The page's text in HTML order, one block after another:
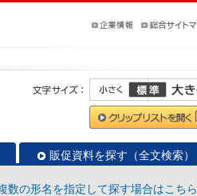
販促資料を探す（全文検索）
数の形名を指定して探す場合はこちら